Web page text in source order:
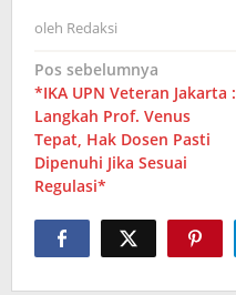
oleh Redaksi
Navigasi
pos
Pos sebelumnya
*IKA UPN Veteran Jakarta :
Langkah Prof. Venus
Tepat, Hak Dosen Pasti
Dipenuhi Jika Sesuai
Regulasi*